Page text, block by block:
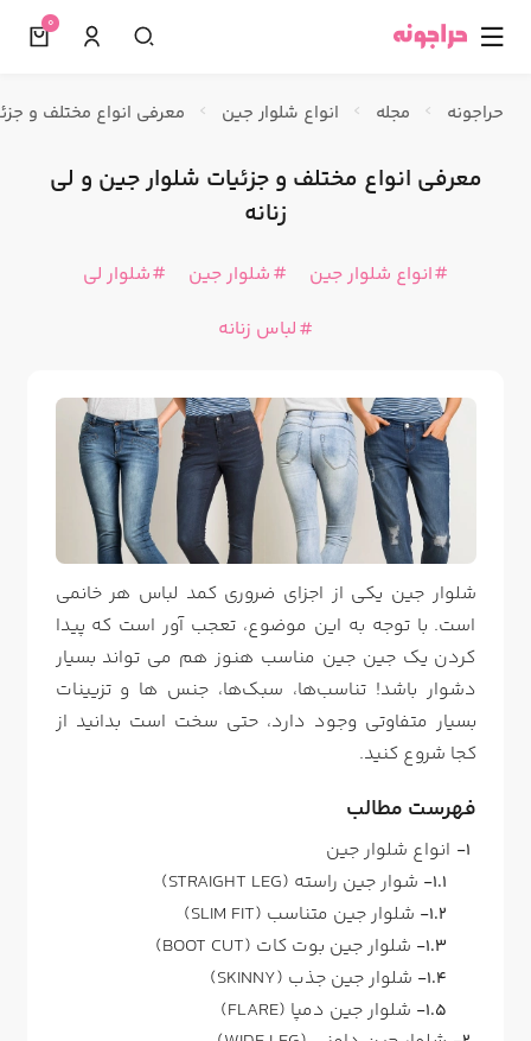
☰
0
حراجونه مجله انواع شلوار جین معرفی انواع مختلف و
معرفی انواع مختلف و جزئیات شلوار جین و لی
زنانه
انواع شلوار جین شلوار جین
شلوار لی
لباس زنانه
شلوار جین یکی از اجزای ضروری کمد لباس هر خانمی
است. با توجه به این موضوع، تعجب آور است که پیدا
کردن یک جین جین مناسب هنوز هم می تواند بسیار
دشوار باشد! تناسب‌ها، سبک‌ها، جنس ها و تزیینات
بسیار متفاوتی وجود دارد، حتی سخت است بدانید از
کجا شروع کنید.
فهرست مطالب
انواع شلوار جین
شوار جین راسته (STRAIGHT LEG)
شلوار جین متناسب (SLIM FIT)
شلوار جین بوت کات (BOOT CUT)
شلوار جین جذب (SKINNY)
شلوار جین دمپا (FLARE)